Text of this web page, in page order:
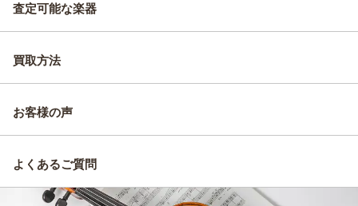
査定可能な楽器
買取方法
お客様の声
よくあるご質問